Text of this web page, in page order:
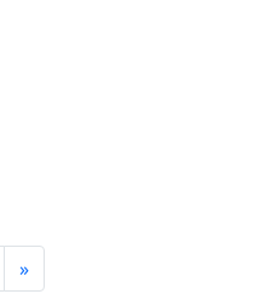
»